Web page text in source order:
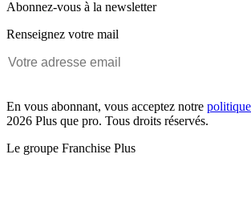
Abonnez-vous à la newsletter
Renseignez votre mail
En vous abonnant, vous acceptez notre
2026 Plus que pro. Tous droits réservés.
Le groupe Franchise Plus